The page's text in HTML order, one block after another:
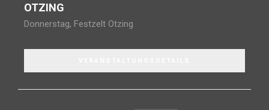
OTZING
Donnerstag, Festzelt Otzing